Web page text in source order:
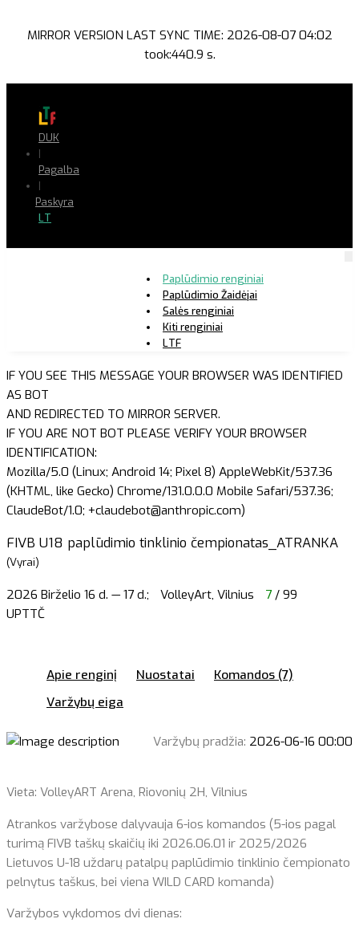
MIRROR VERSION LAST SYNC TIME: 2026-08-07 04:02
took:440.9 s.
DUK
|
Pagalba
|
Paskyra
LT
Paplūdimio renginiai
Paplūdimio Žaidėjai
Salės renginiai
Kiti renginiai
LTF
IF YOU SEE THIS MESSAGE YOUR BROWSER WAS IDENTIFIED
AS BOT
AND REDIRECTED TO MIRROR SERVER.
IF YOU ARE NOT BOT PLEASE VERIFY YOUR BROWSER
IDENTIFICATION:
Mozilla/5.0 (Linux; Android 14; Pixel 8) AppleWebKit/537.36
(KHTML, like Gecko) Chrome/131.0.0.0 Mobile Safari/537.36;
ClaudeBot/1.0; +claudebot@anthropic.com)
FIVB U18 paplūdimio tinklinio čempionatas_ATRANKA
(Vyrai)
2026 Birželio 16 d. — 17 d.; VolleyArt, Vilnius 7/ 99
UPTTČ
Apie renginį Nuostatai
Komandos (7)
Varžybų eiga
Varžybų pradžia: 2026-06-16 00:00
Vieta: VolleyART Arena, Riovonių 2H, Vilnius
Atrankos varžybose dalyvauja 6-ios komandos (5-ios pagal
turimą FIVB taškų skaičių iki 2026.06.01 ir 2025/2026
Lietuvos U-18 uždarų patalpų paplūdimio tinklinio čempionato
pelnytus taškus, bei viena WILD CARD komanda)
Varžybos vykdomos dvi dienas: